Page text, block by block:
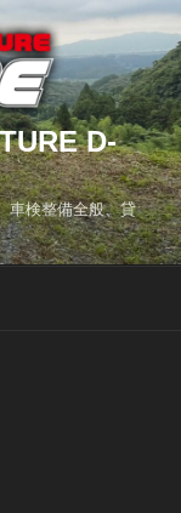
D-
車検整備全般、貸